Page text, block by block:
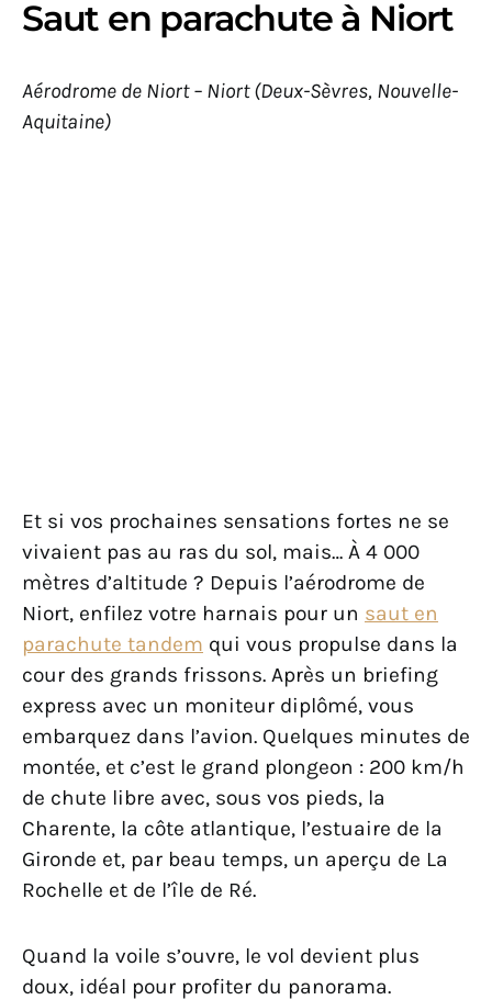
Saut en parachute à Niort
Aérodrome de Niort – Niort (Deux-Sèvres, Nouvelle-
Aquitaine)
Et si vos prochaines sensations fortes ne se
vivaient pas au ras du sol, mais… À 4 000
mètres d’altitude ? Depuis l’aérodrome de
Niort, enfilez votre harnais pour un saut en
parachute tandem qui vous propulse dans la
cour des grands frissons. Après un briefing
express avec un moniteur diplômé, vous
embarquez dans l’avion. Quelques minutes de
montée, et c’est le grand plongeon : 200 km/h
de chute libre avec, sous vos pieds, la
Charente, la côte atlantique, l’estuaire de la
Gironde et, par beau temps, un aperçu de La
Rochelle et de l’île de Ré.
Quand la voile s’ouvre, le vol devient plus
doux, idéal pour profiter du panorama.